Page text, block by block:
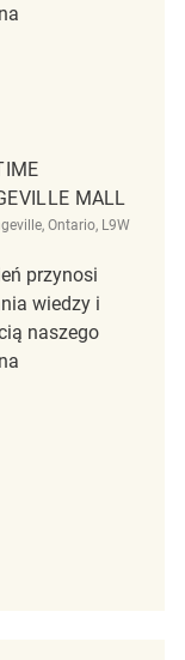
MALL
Ontario, L9W
przynosi
wiedzy i
naszego
Homesense
Part Time